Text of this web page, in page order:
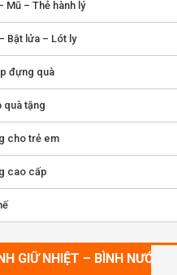
Mũ – Thẻ hành lý
Bật lửa – Lót ly
đựng quà
quà tặng
cho trẻ em
cao cấp
GIỮ NHIỆT – BÌNH NƯỚC TT